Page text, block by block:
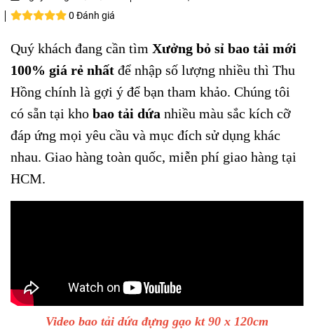
0 Đánh giá
Quý khách đang cần tìm Xưởng bỏ sỉ bao tải mới
100% giá rẻ nhất để nhập số lượng nhiều thì Thu
Hồng chính là gợi ý để bạn tham khảo. Chúng tôi
có sẵn tại kho bao tải dứa nhiều màu sắc kích cỡ
đáp ứng mọi yêu cầu và mục đích sử dụng khác
nhau. Giao hàng toàn quốc, miễn phí giao hàng tại
HCM.
Video bao tải dứa đựng gạo kt 90 x 120cm